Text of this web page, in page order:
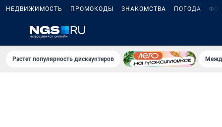
НЕДВИЖИМОСТЬ ПРОМОКОДЫ ЗНАКОМСТВА ПОГОДА
Растет популярность дискаунтеров